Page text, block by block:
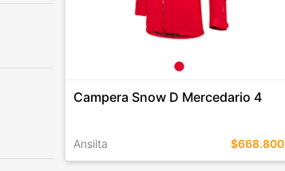
Campera Snow D Mercedario 4
Ansilta $668.800